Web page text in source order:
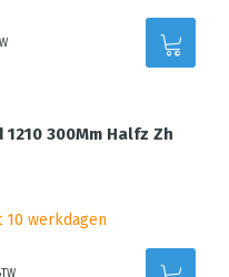
300Mm Halfz Zh
10 werkdagen